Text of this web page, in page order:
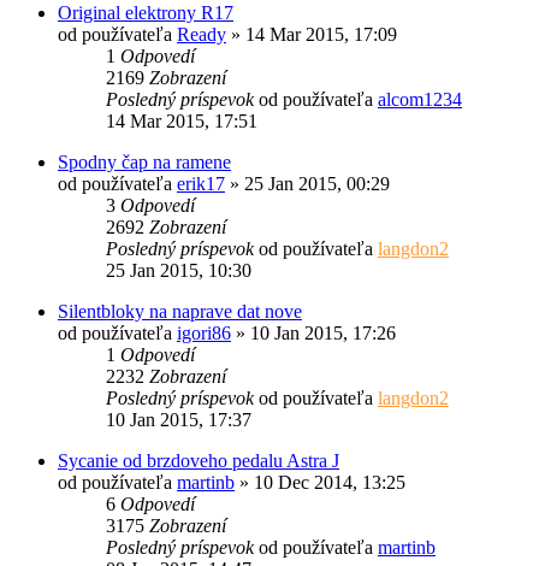
Original elektrony R17
od používateľa Ready » 14 Mar 2015, 17:09
1 Odpovedí
2169 Zobrazení
Posledný príspevokod používateľa alcom1234
14 Mar 2015, 17:51
Spodny čap na ramene
od používateľa erik17 » 25 Jan 2015, 00:29
3 Odpovedí
2692 Zobrazení
Posledný príspevokod používateľa langdon2
25 Jan 2015, 10:30
Silentbloky na naprave dat nove
od používateľa igori86 » 10 Jan 2015, 17:26
1 Odpovedí
2232 Zobrazení
Posledný príspevokod používateľa langdon2
10 Jan 2015, 17:37
Sycanie od brzdoveho pedalu Astra J
od používateľa martinb » 10 Dec 2014, 13:25
6 Odpovedí
3175 Zobrazení
Posledný príspevokod používateľa martinb